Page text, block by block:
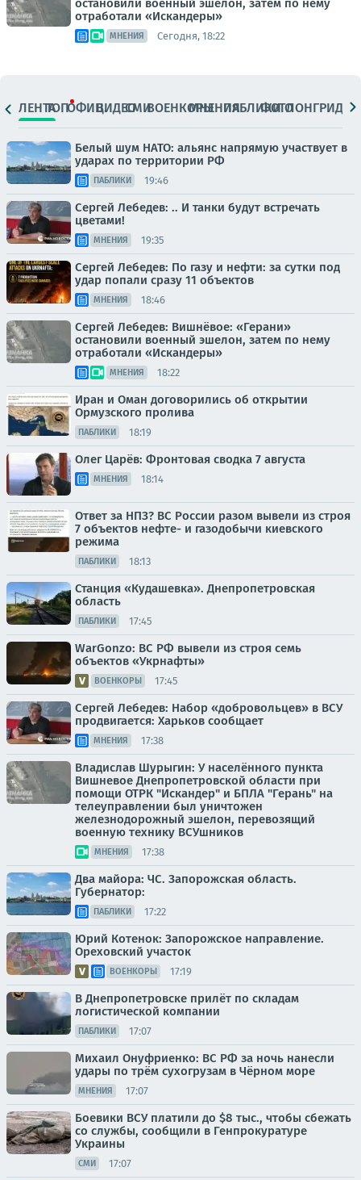
остановили военный эшелон, затем по нему
отработали «Искандеры»
МНЕНИЯ Сегодня, 18:22
ЛЕНТАТОПОФИЦ.ВИДЕОСМИВОЕНКОРЫМНЕНИЯПАБЛИКИ
ФОТОЛОНГРИДЫ
Белый шум НАТО: альянс напрямую участвует в
ударах по территории РФ
ПАБЛИКИ 19:46
Сергей Лебедев: .. И танки будут встречать
цветами!
МНЕНИЯ 19:35
Сергей Лебедев: По газу и нефти: за сутки под
удар попали сразу 11 объектов
МНЕНИЯ 18:46
Сергей Лебедев: Вишнёвое: «Герани»
остановили военный эшелон, затем по нему
отработали «Искандеры»
МНЕНИЯ 18:22
Иран и Оман договорились об открытии
Ормузского пролива
ПАБЛИКИ 18:19
Олег Царёв: Фронтовая сводка 7 августа
МНЕНИЯ 18:14
Ответ за НПЗ? ВС России разом вывели из строя
7 объектов нефте- и газодобычи киевского
режима
ПАБЛИКИ 18:13
Станция «Кудашевка». Днепропетровская
область
ПАБЛИКИ 17:45
WarGonzo: ВС РФ вывели из строя семь
объектов «Укрнафты»
ВОЕНКОРЫ 17:45
Сергей Лебедев: Набор «добровольцев» в ВСУ
продвигается: Харьков сообщает
МНЕНИЯ 17:38
Владислав Шурыгин: У населённого пункта
Вишневое Днепропетровской области при
помощи ОТРК "Искандер" и БПЛА "Герань" на
телеуправлении был уничтожен
железнодорожный эшелон, перевозящий
военную технику ВСУшников
МНЕНИЯ 17:38
Два майора: ЧС. Запорожская область.
Губернатор:
ПАБЛИКИ 17:22
Юрий Котенок: Запорожское направление.
Ореховский участок
ВОЕНКОРЫ 17:19
В Днепропетровске прилёт по складам
логистической компании
ПАБЛИКИ 17:07
Михаил Онуфриенко: ВС РФ за ночь нанесли
удары по трём сухогрузам в Чёрном море
МНЕНИЯ 17:07
Боевики ВСУ платили до $8 тыс., чтобы сбежать
со службы, сообщили в Генпрокуратуре
Украины
СМИ 17:07